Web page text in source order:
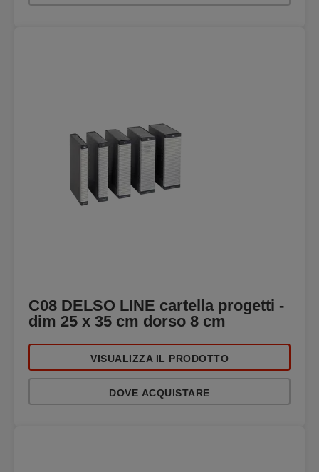
C08 DELSO LINE cartella progetti -
dim 25 x 35 cm dorso 8 cm
VISUALIZZA IL PRODOTTO
DOVE ACQUISTARE